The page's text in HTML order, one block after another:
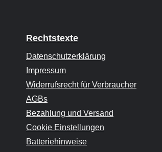
Rechtstexte
Datenschutzerklärung
Impressum
Widerrufsrecht für Verbraucher
AGBs
Bezahlung und Versand
Cookie Einstellungen
Batteriehinweise